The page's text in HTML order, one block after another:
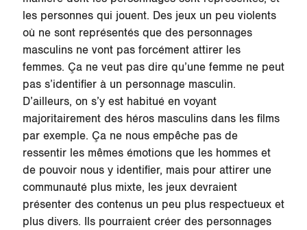
les personnes qui jouent. Des jeux un peu violents
où ne sont représentés que des personnages
masculins ne vont pas forcément attirer les
femmes. Ça ne veut pas dire qu’une femme ne peut
pas s’identifier à un personnage masculin.
D’ailleurs, on s’y est habitué en voyant
majoritairement des héros masculins dans les films
par exemple. Ça ne nous empêche pas de
ressentir les mêmes émotions que les hommes et
de pouvoir nous y identifier, mais pour attirer une
communauté plus mixte, les jeux devraient
présenter des contenus un peu plus respectueux et
plus divers. Ils pourraient créer des personnages